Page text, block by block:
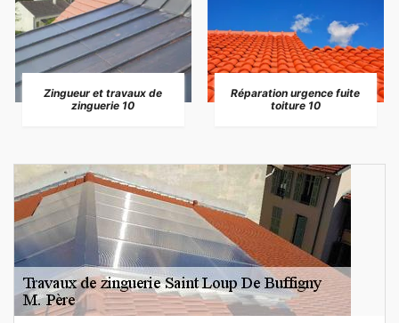
Zingueur et travaux de
zinguerie 10
Réparation urgence fuite
toiture 10